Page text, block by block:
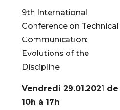
9th International
Conference on Technical
Communication:
Evolutions of the
Discipline
Vendredi 29.01.2021 de
10h à 17h